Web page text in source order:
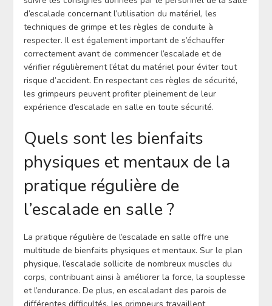
d’escalade concernant l’utilisation du matériel, les
techniques de grimpe et les règles de conduite à
respecter. Il est également important de s’échauffer
correctement avant de commencer l’escalade et de
vérifier régulièrement l’état du matériel pour éviter tout
risque d’accident. En respectant ces règles de sécurité,
les grimpeurs peuvent profiter pleinement de leur
expérience d’escalade en salle en toute sécurité.
Quels sont les bienfaits
physiques et mentaux de la
pratique régulière de
l’escalade en salle ?
La pratique régulière de l’escalade en salle offre une
multitude de bienfaits physiques et mentaux. Sur le plan
physique, l’escalade sollicite de nombreux muscles du
corps, contribuant ainsi à améliorer la force, la souplesse
et l’endurance. De plus, en escaladant des parois de